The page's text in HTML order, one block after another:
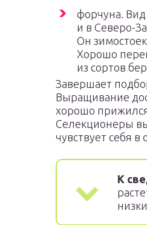
форчуна.
и в Северо-
Он
Хорошо
из сортов
Завершает
Выращивание
хорошо
Селекционеры
чувствует себя
К